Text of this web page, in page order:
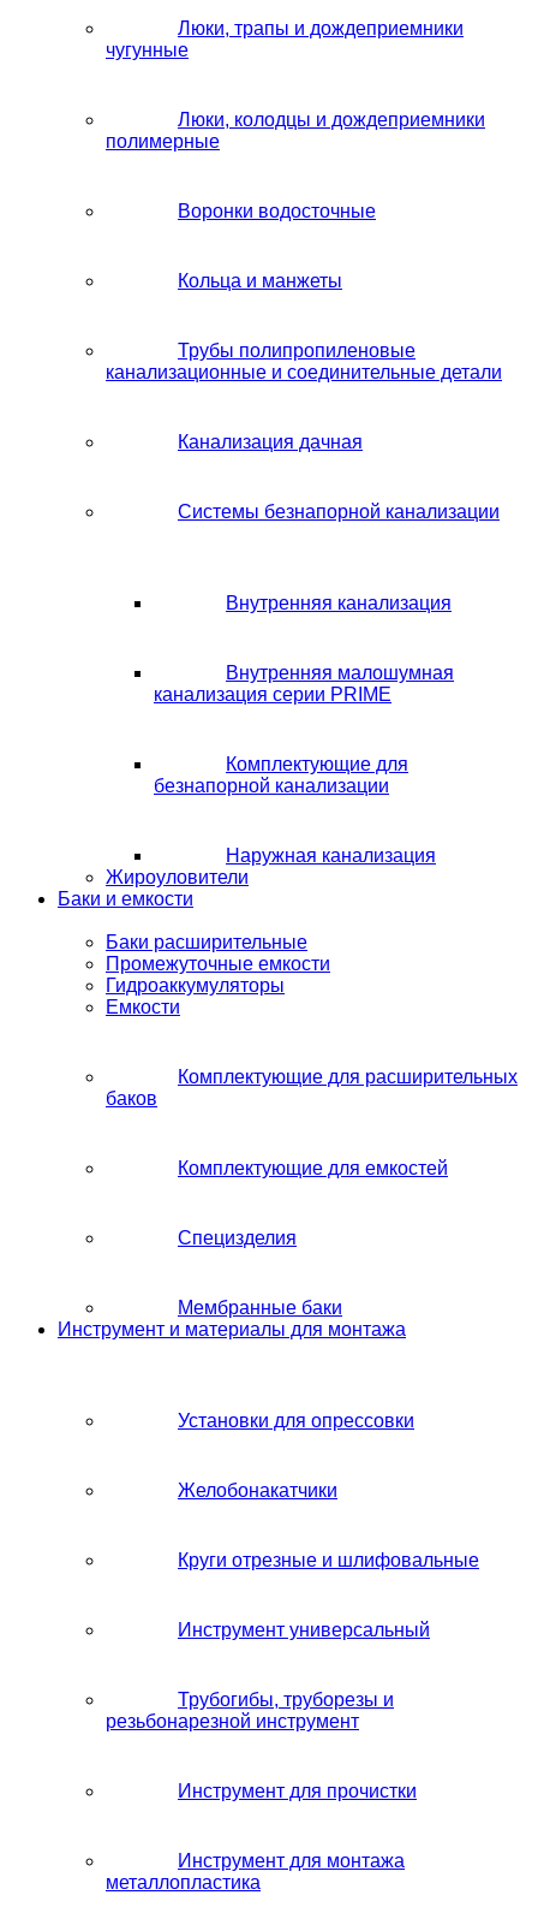
Люки, трапы и дождеприемники
чугунные
Люки, колодцы и дождеприемники
полимерные
Воронки водосточные
Кольца и манжеты
Трубы полипропиленовые
канализационные и соединительные детали
Канализация дачная
Системы безнапорной канализации
Внутренняя канализация
Внутренняя малошумная
канализация серии PRIME
Комплектующие для
безнапорной канализации
Наружная канализация
Жироуловители
Баки и емкости
Баки расширительные
Промежуточные емкости
Гидроаккумуляторы
Емкости
Комплектующие для расширительных
баков
Комплектующие для емкостей
Специзделия
Мембранные баки
Инструмент и материалы для монтажа
Установки для опрессовки
Желобонакатчики
Круги отрезные и шлифовальные
Инструмент универсальный
Трубогибы, труборезы и
резьбонарезной инструмент
Инструмент для прочистки
Инструмент для монтажа
металлопластика